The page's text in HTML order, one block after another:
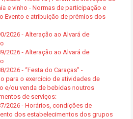
e vinho - Normas de participação e
Evento e atribuição de prémios dos
2026 - Alteração ao Alvará de
2026 - Alteração ao Alvará de
2026 - “Festa do Caraças” -
para o exercício de atividades de
e/ou venda de bebidas noutros
de serviços:
2026 - Horários, condições de
dos estabelecimentos dos grupos